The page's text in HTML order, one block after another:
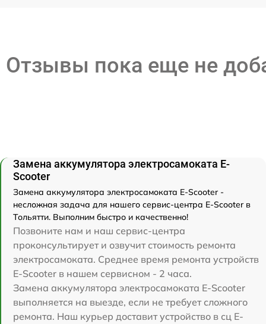
Отзывы пока еще не
Замена аккумулятора электросамоката E-
Scooter
Замена аккумулятора электросамоката E-Scooter -
несложная задача для нашего сервис-центра E-Scooter в
Тольятти. Выполним быстро и качественно!
Позвоните нам и наш сервис-центра
проконсультирует и озвучит стоимость ремонта
электросамоката. Среднее время ремонта устройств
E-Scooter в нашем сервисном - 2 часа.
Замена аккумулятора электросамоката E-Scooter
выполняется на выезде, если не требует сложного
ремонта. Наш курьер доставит устройство в сц E-